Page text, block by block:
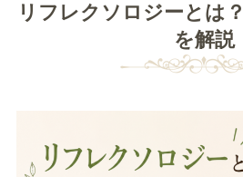
リフレクソロジーとは
を解説